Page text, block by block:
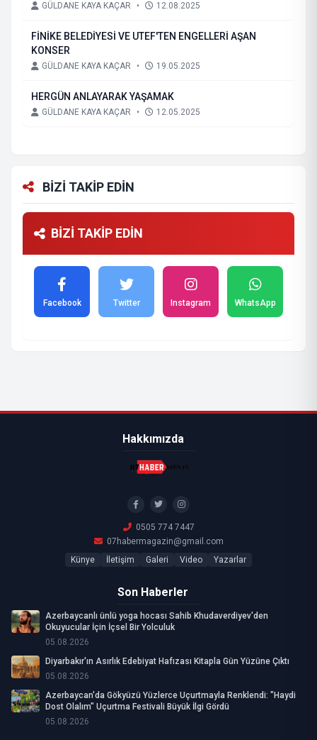
GÜLDANE KAYA KAÇAR • 12.08.2025
FİNİKE BELEDİYESİ VE UTEF'TEN ENGELLERİ AŞAN
KONSER
GÜLDANE KAYA KAÇAR • 19.05.2025
HERGÜN ANLAYARAK YAŞAMAK
GÜLDANE KAYA KAÇAR • 12.05.2025
BİZİ TAKİP EDİN
BİZİ TAKİP EDİN
Facebook Twitter Instagram WhatsApp
Hakkımızda
0505 774 7447
07habermagazin@gmail.com
Künye
İletişim Galeri Video Yazarlar
Son Haberler
Azerbaycanlı ünlü yoga hocası Sahib Khudaverdiyev'den
Okuyucular İçin İçsel Bir Yolculuk
05.08.2026
Diyarbakır'ın Asırlık Edebiyat Hafızası Kitapla Gün Yüzüne Çıktı
05.08.2026
Azerbaycan'da Gökyüzü Yüzlerce Uçurtmayla Renklendi: "Haydi
Dost Olalım" Uçurtma Festivali Büyük İlgi Gördü
05.08.2026